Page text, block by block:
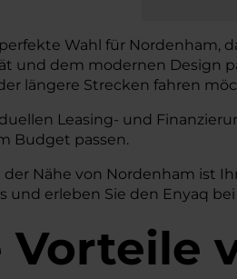
Wahl für Nordenham,
und dem modernen Design
längere Strecken fahren
Leasing- und
Budget passen.
Nähe von Nordenham ist
und erleben Sie den Enyaq
Vorteile